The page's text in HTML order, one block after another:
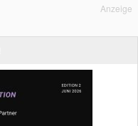
Anzeige